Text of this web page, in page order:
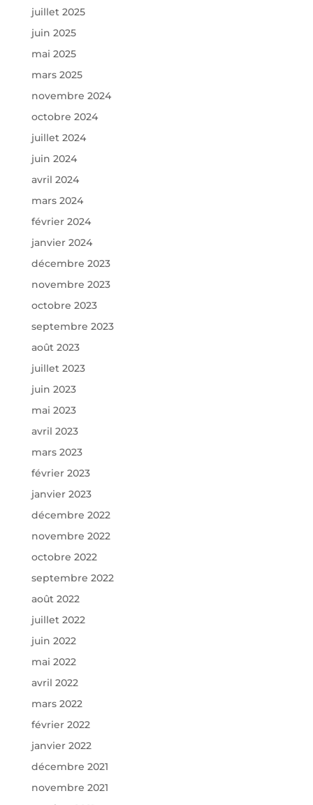
juillet 2025
juin 2025
mai 2025
mars 2025
novembre 2024
octobre 2024
juillet 2024
juin 2024
avril 2024
mars 2024
février 2024
janvier 2024
décembre 2023
novembre 2023
octobre 2023
septembre 2023
août 2023
juillet 2023
juin 2023
mai 2023
avril 2023
mars 2023
février 2023
janvier 2023
décembre 2022
novembre 2022
octobre 2022
septembre 2022
août 2022
juillet 2022
juin 2022
mai 2022
avril 2022
mars 2022
février 2022
janvier 2022
décembre 2021
novembre 2021